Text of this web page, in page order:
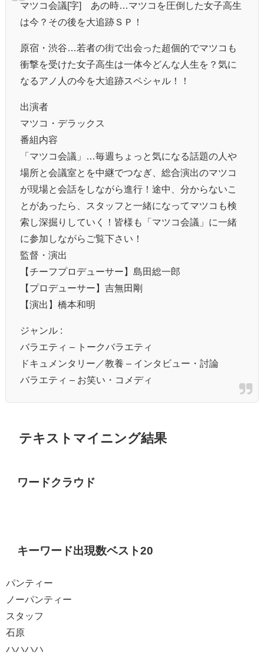
マツコ会議[字] あの時…マツコを圧倒した女子高生
は今？その後を大追跡ＳＰ！
原宿・渋谷…若者の街で出会った超個的でマツコも
衝撃を受けた女子高生は一体今どんな人生を？気に
なるアノ人の今を大追跡スペシャル！！
出演者
マツコ・デラックス
番組内容
「マツコ会議」…毎週ちょっと気になる話題の人や
場所と会議室とを中継でつなぎ、総合演出のマツコ
が現場と会話をしながら進行！途中、分からないこ
とがあったら、スタッフと一緒になってマツコも検
索し深掘りしていく！皆様も「マツコ会議」に一緒
に参加しながらご覧下さい！
監督・演出
【チーフプロデューサー】島田総一郎
【プロデューサー】吉無田剛
【演出】橋本和明
ジャンル :
バラエティ – トークバラエティ
ドキュメンタリー／教養 – インタビュー・討論
バラエティ – お笑い・コメディ
テキストマイニング結果
ワードクラウド
キーワード出現数ベスト20
パンティー
ノーパンティー
スタッフ
石原
ハハハハ